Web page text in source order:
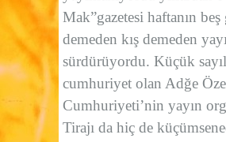
Mak”gazetesi haftanın
demeden kış demeden
sürdürüyordu. Küçük
cumhuriyet olan Adğe
Cumhuriyeti’nin yayın
Tirajı da hiç de